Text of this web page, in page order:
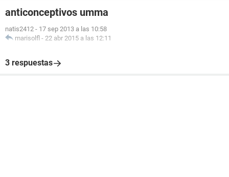
anticonceptivos umma
natis2412 - 17 sep 2013 a las 10:58
marisolfl - 22 abr 2015 a las 12:11
3 respuestas